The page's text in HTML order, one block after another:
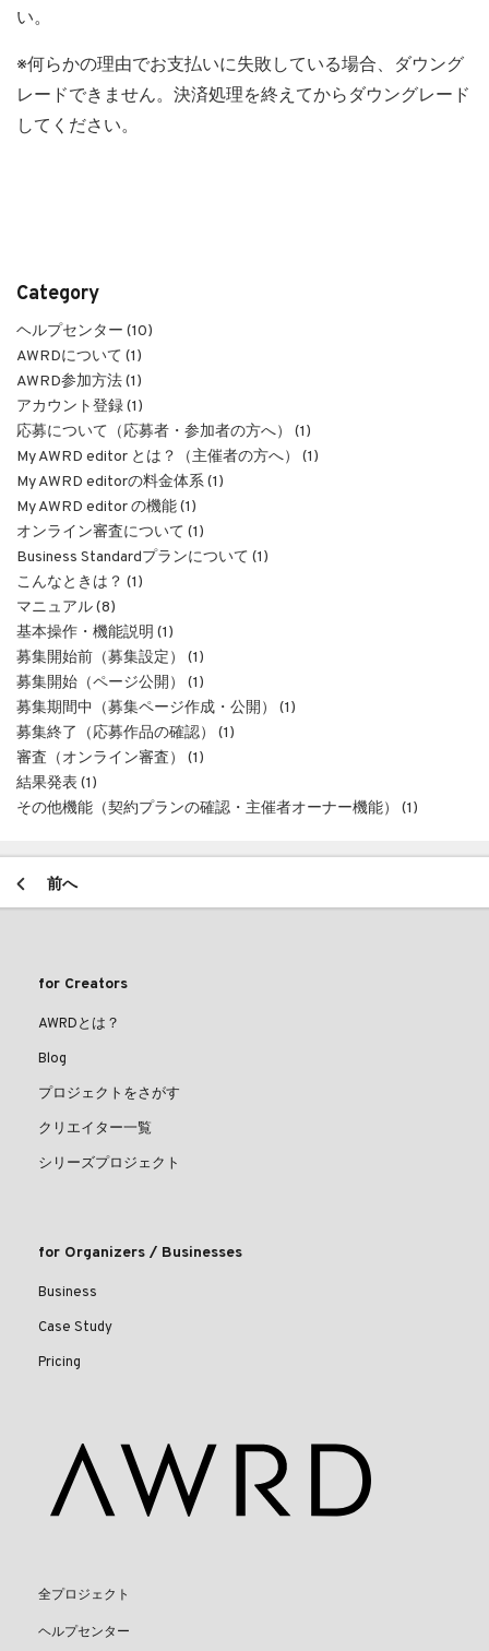
い。
※何らかの理由でお支払いに失敗している場合、ダウング
レードできません。決済処理を終えてからダウングレード
してください。
Category
ヘルプセンター (10)
AWRDについて (1)
AWRD参加方法 (1)
アカウント登録 (1)
応募について（応募者・参加者の方へ） (1)
My AWRD editor とは？（主催者の方へ） (1)
My AWRD editorの料金体系 (1)
My AWRD editor の機能 (1)
オンライン審査について (1)
Business Standardプランについて (1)
こんなときは？ (1)
マニュアル (8)
基本操作・機能説明 (1)
募集開始前（募集設定） (1)
募集開始（ページ公開） (1)
募集期間中（募集ページ作成・公開） (1)
募集終了（応募作品の確認） (1)
審査（オンライン審査） (1)
結果発表 (1)
その他機能（契約プランの確認・主催者オーナー機能） (1)
前へ
for Creators
AWRDとは？
Blog
プロジェクトをさがす
クリエイター一覧
シリーズプロジェクト
for Organizers / Businesses
Business
Case Study
Pricing
全プロジェクト
ヘルプセンター